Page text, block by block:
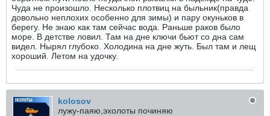
Чуда не произошло. Несколько плотвиц на быльник(правда
довольно неплохих особенно для зимы) и пару окуньков в
берегу. Не знаю как там сейчас вода. Раньше раков было
море. В детстве ловил. Там на дне ключи бьют со дна сам
видел. Нырял глубоко. Холодина на дне жуть. Был там и лещ
хороший. Летом на удочку.
kolosov
лужу-паяю,эхолоты починяю